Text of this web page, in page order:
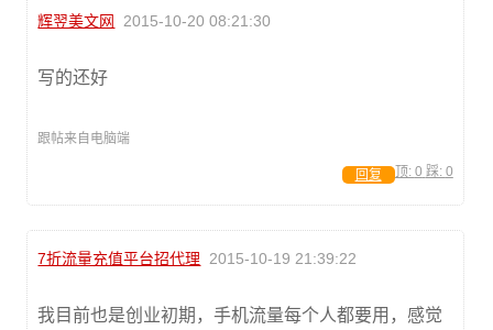
辉翌美文网 2015-10-20 08:21:30
写的还好
跟帖来自电脑端
顶: 0 踩: 0
回复
7折流量充值平台招代理 2015-10-19 21:39:22
我目前也是创业初期，手机流量每个人都要用，感觉